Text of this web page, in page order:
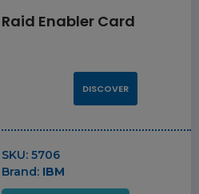
Raid Enabler Card
DISCOVER
SKU:5706
Brand: IBM